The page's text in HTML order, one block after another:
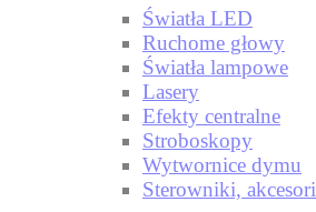
Światła LED
Ruchome głowy
Światła lampowe
Lasery
Efekty centralne
Stroboskopy
Wytwornice dymu
Sterowniki,